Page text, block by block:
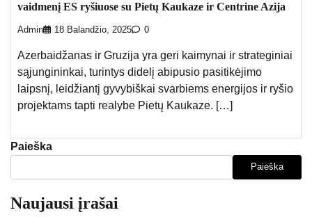
vaidmenį ES ryšiuose su Pietų Kaukaze ir Centrine Azija
Admin 18 Balandžio, 2025 0
Azerbaidžanas ir Gruzija yra geri kaimynai ir strateginiai
sąjungininkai, turintys didelį abipusio pasitikėjimo
laipsnį, leidžiantį gyvybiškai svarbiems energijos ir ryšio
projektams tapti realybe Pietų Kaukaze. […]
Paieška
Paieška
Naujausi įrašai